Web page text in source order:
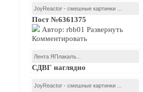
JoyReactor - смешные картинки ...
Пост №6361375
Автор: rbb01 Развернуть
Комментировать
Лента ЯПлакалъ...
СДВГ наглядно
JoyReactor - смешные картинки ...